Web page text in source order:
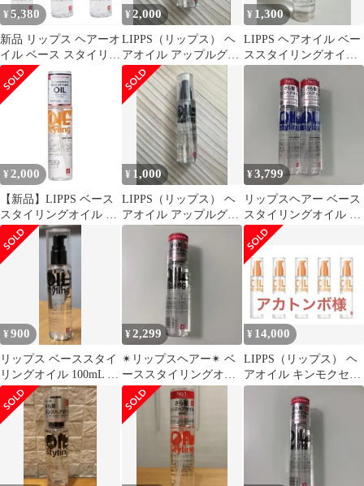
¥ 5,380
新品 リップス ヘアーオ
イル ベース スタイリン
グオイル ブルー 3本セ
ット
¥ 2,000
LIPPS（リップス） ヘ
アオイル アップルグリ
ーン & ローズの香り
100ml
¥ 1,300
LIPPS ヘアオイル ベー
ススタイリングオイル
キンモクセイの香り
¥ 2,000
【新品】LIPPS ベース
スタイリングオイル キ
ンモクセイの香り
100ml
¥ 1,000
LIPPS（リップス） ヘ
アオイル アップルグリ
ーン & ローズの香り
¥3,799
リップスヘアー ベース
スタイリングオイル ダ
メージ 100ml 2つセッ
ト
¥900
リップス ベーススタイ
リングオイル 100mL ア
ップルグリーン&ロー
ズの香り
¥2,299
✴︎リップスヘアー✴︎ ベ
ーススタイリングオイ
ル
¥ 14,000
LIPPS（リップス） ヘ
アオイル キンモクセイ
100g 10本セット